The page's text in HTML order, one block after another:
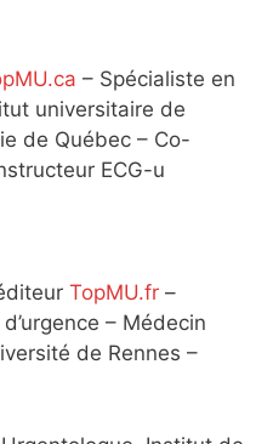
– Spécialiste en
universitaire de
de Québec – Co-
ECG-u
TopMU.fr –
– Médecin
de Rennes –